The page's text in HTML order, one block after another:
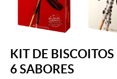
KIT DE
6 SABORES